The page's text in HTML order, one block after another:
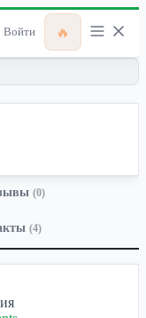
Войти 🔥
(0)
(4)